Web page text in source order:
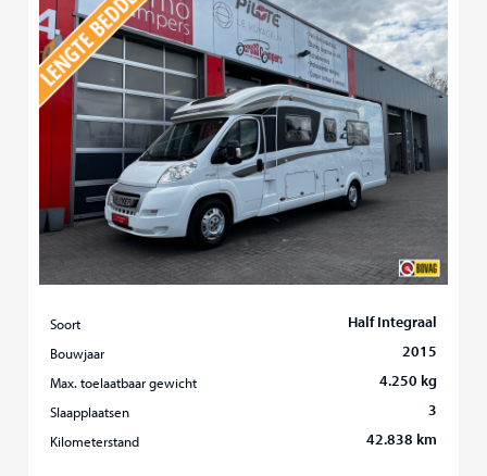
Soort Half Integraal
Bouwjaar 2015
Max. toelaatbaar gewicht 4.250 kg
Slaapplaatsen 3
Kilometerstand 42.838 km